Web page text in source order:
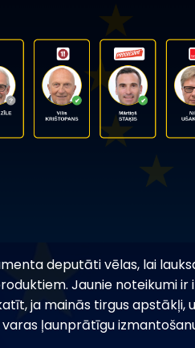
deputāti vēlas, lai
Jaunie noteikumi
ja mainās tirgus apstākļi,
ļaunprātīgu